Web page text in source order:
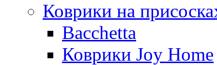
Коврики на
Bacchetta
Коврики Joy Home